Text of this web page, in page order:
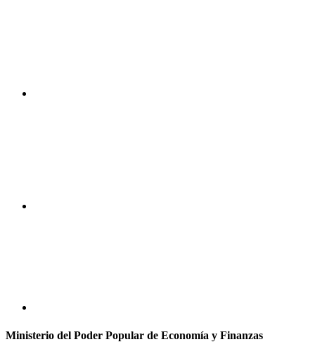
Ministerio del Poder Popular de Economía y Finanzas